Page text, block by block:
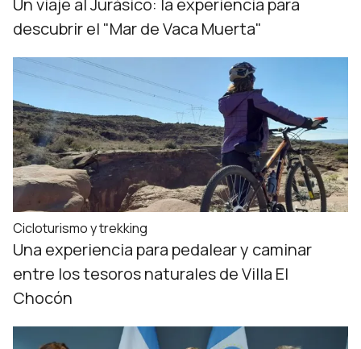
Un viaje al Jurásico: la experiencia para
descubrir el "Mar de Vaca Muerta"
Cicloturismo y trekking
Una experiencia para pedalear y caminar
entre los tesoros naturales de Villa El
Chocón